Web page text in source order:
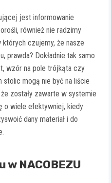
jest informowanie
również nie radzimy
czujemy, że nasze
prawda? Dokładnie tak samo
wzór na pole trójkąta czy
stolic mogą nie być na liście
zostały zawarte w systemie
o wiele efektywniej, kiedy
dany materiał i do
NACOBEZU